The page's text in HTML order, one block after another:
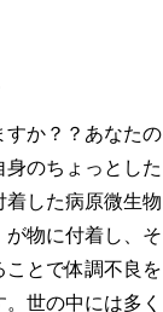
すか？？あなたの
のちょっとした
した病原微生物
が物に付着し、そ
ことで体調不良を
世の中には多く